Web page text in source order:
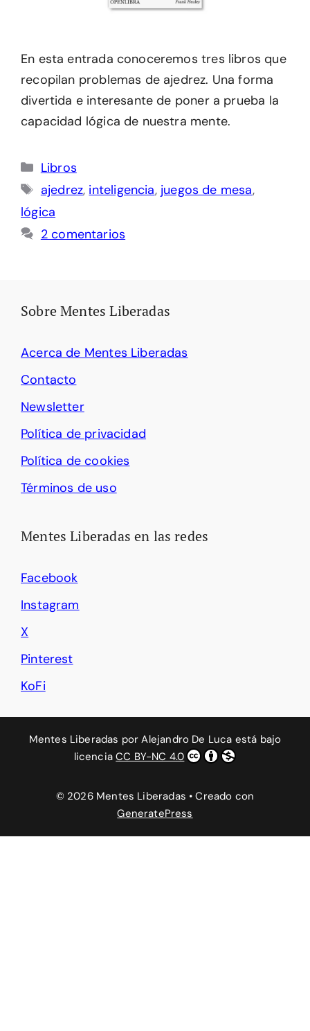
En esta entrada conoceremos tres libros que
recopilan problemas de ajedrez. Una forma
divertida e interesante de poner a prueba la
capacidad lógica de nuestra mente.
Categorías
Libros
Etiquetas
ajedrez, inteligencia, juegos de mesa,
lógica
2 comentarios
Sobre Mentes Liberadas
Acerca de Mentes Liberadas
Contacto
Newsletter
Política de privacidad
Política de cookies
Términos de uso
Mentes Liberadas en las redes
Facebook
Instagram
X
Pinterest
KoFi
Mentes Liberadas porAlejandro De Luca está bajo
licenciaCC BY-NC 4.0
© 2026 Mentes Liberadas • Creado con
GeneratePress